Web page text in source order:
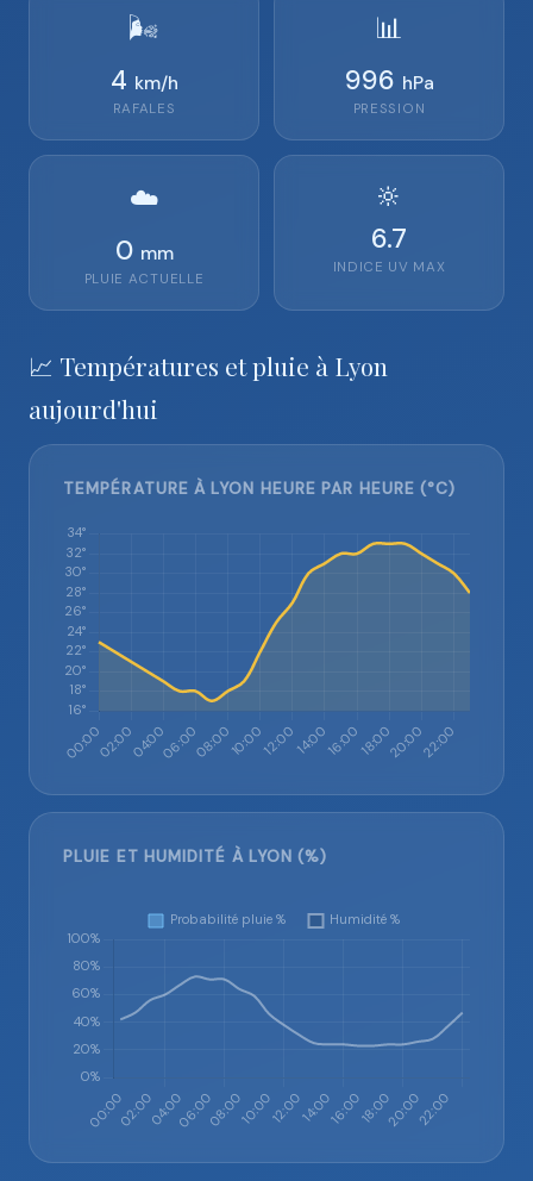
🌬️
4 km/h
RAFALES
📊
996 hPa
PRESSION
☁️
0 mm
PLUIE ACTUELLE
🔆
6.7
INDICE UV MAX
📈 Températures et pluie à Lyon
aujourd'hui
TEMPÉRATURE À LYON HEURE PAR HEURE (°C)
PLUIE ET HUMIDITÉ À LYON (%)